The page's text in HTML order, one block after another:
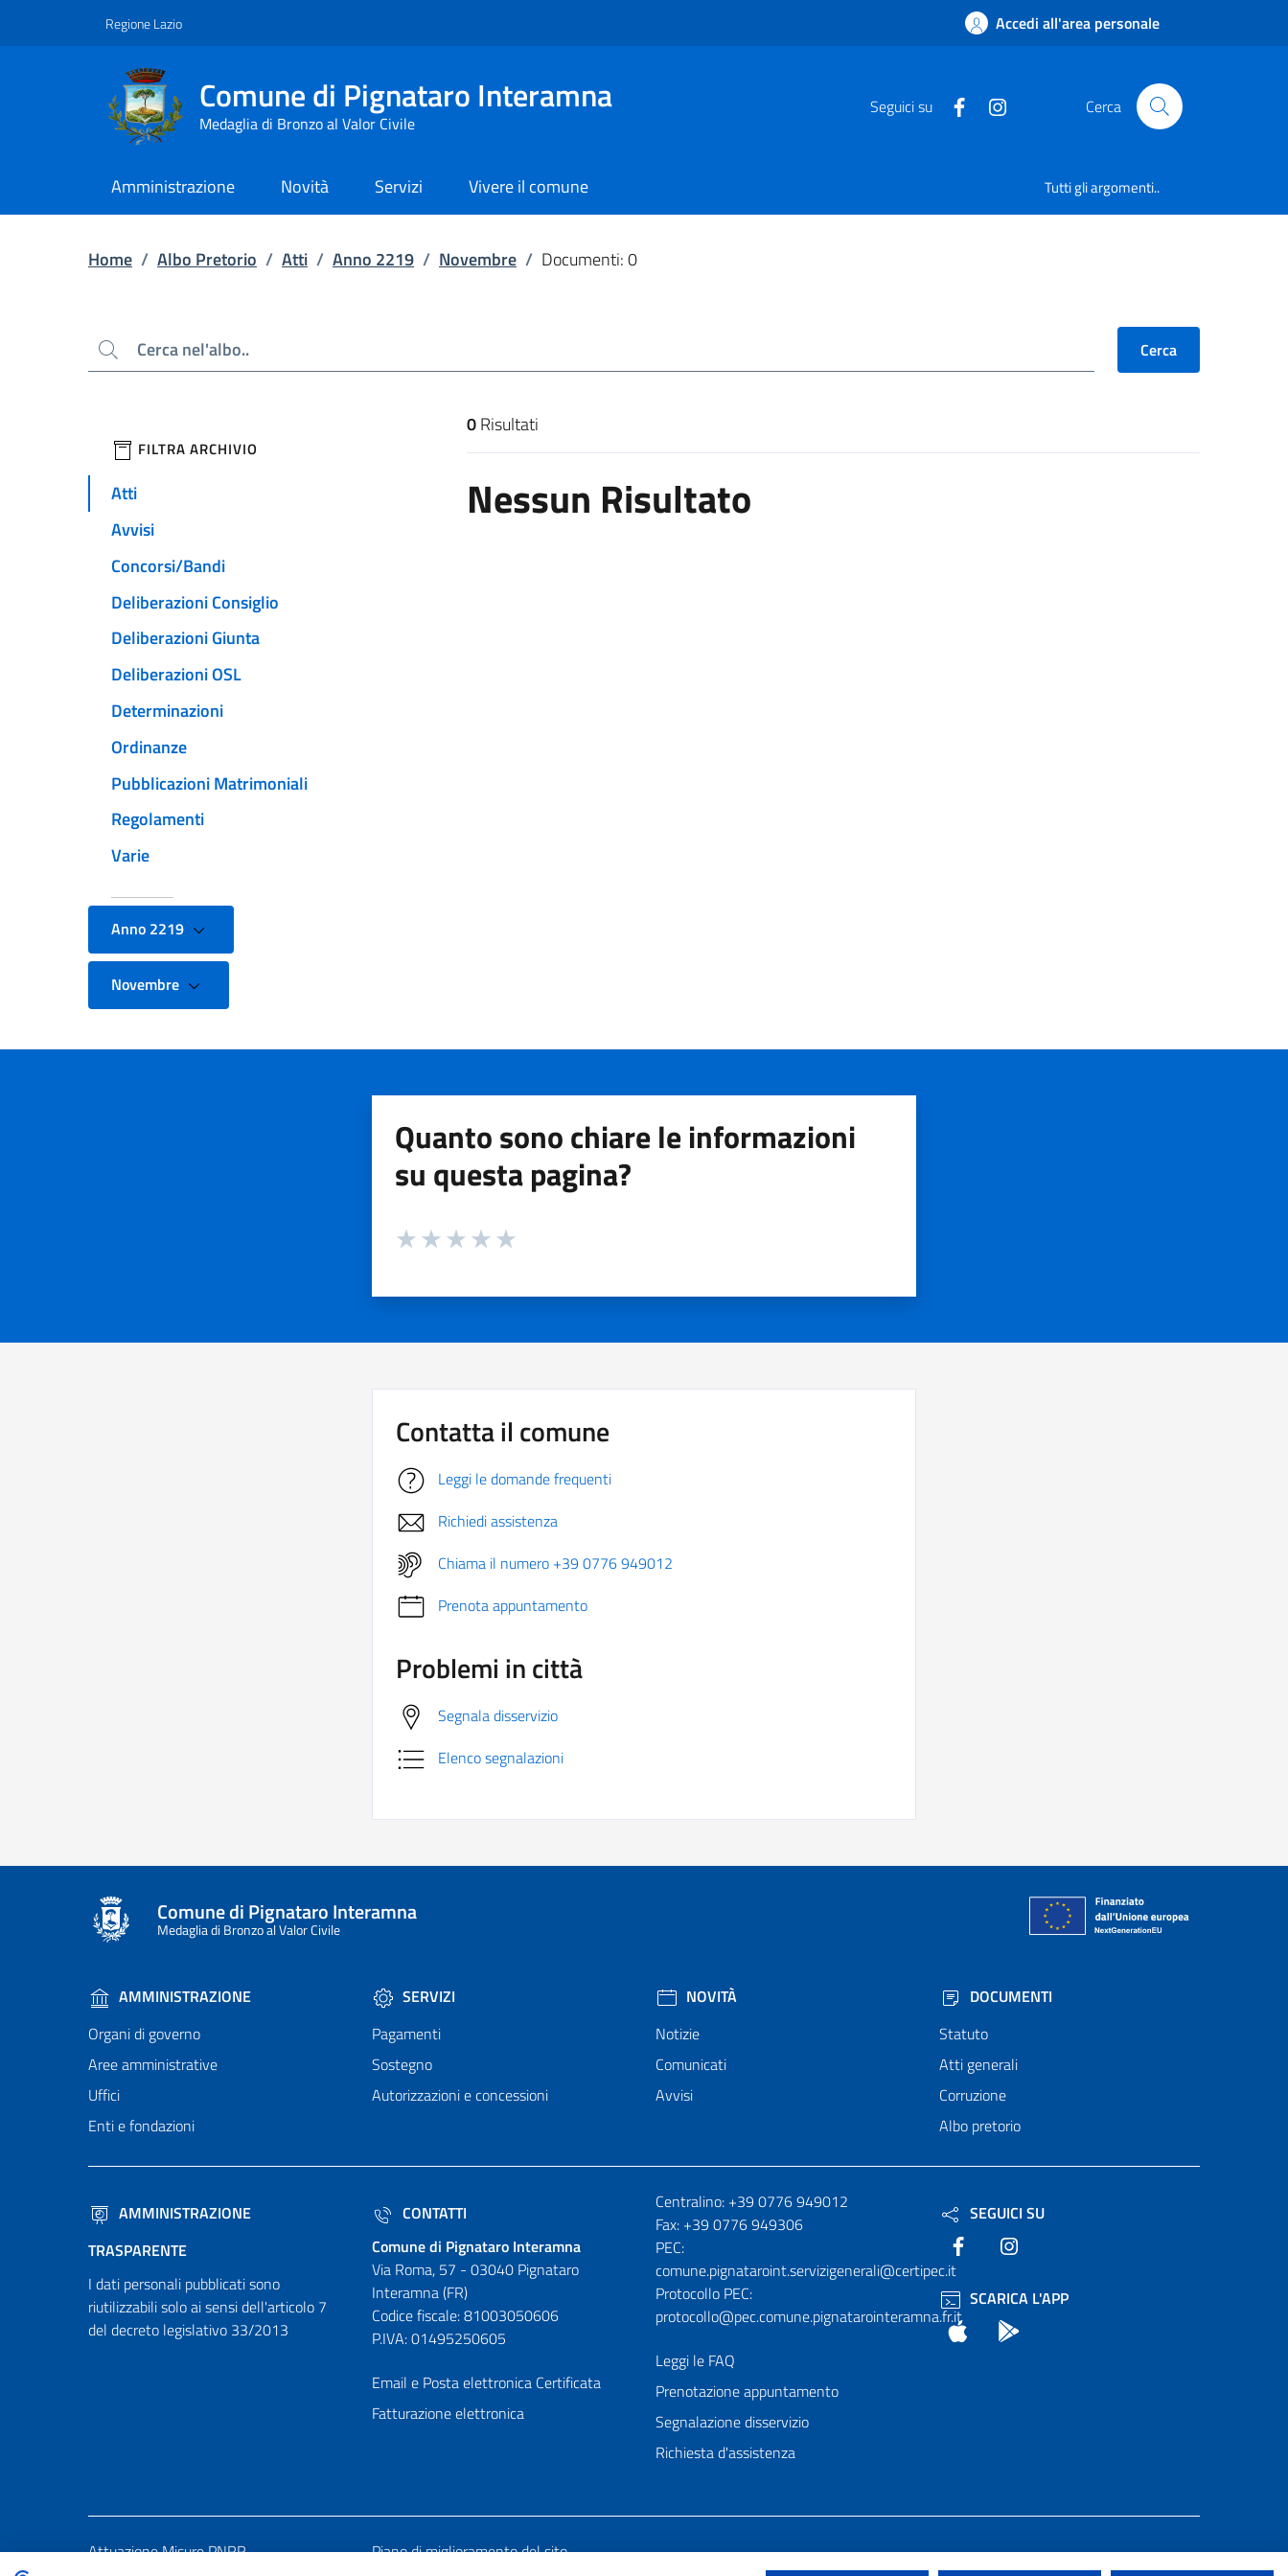
Regione Lazio Accedi all'area personale
Comune di Pignataro Interamna
Medaglia di Bronzo al Valor Civile
Seguici su Cerca
Amministrazione Novità Servizi Vivere il comune Tutti gli argomenti..
Home / Albo Pretorio / Atti / Anno 2219 / Novembre / Documenti: 0
Cerca Cerca
filtri da applicare
FILTRA ARCHIVIO
Atti
Avvisi
Concorsi/Bandi
Deliberazioni Consiglio
Deliberazioni Giunta
Deliberazioni OSL
Determinazioni
Ordinanze
Pubblicazioni Matrimoniali
Regolamenti
Varie
Anno 2219
Novembre
Risultati di ricerca
0Risultati
Nessun Risultato
Quanto sono chiare le informazioni
su questa pagina?
Valuta da 1 a 5 stelle la pagina
Contatta il comune
Leggi le domande frequenti
Richiedi assistenza
Chiama il numero +39 0776 949012
Prenota appuntamento
Problemi in città
Segnala disservizio
Elenco segnalazioni
Comune di Pignataro Interamna
Medaglia di Bronzo al Valor Civile
AMMINISTRAZIONE
Organi di governo
Aree amministrative
Uffici
Enti e fondazioni
SERVIZI
Pagamenti
Sostegno
Autorizzazioni e concessioni
NOVITÀ
Notizie
Comunicati
Avvisi
DOCUMENTI
Statuto
Atti generali
Corruzione
Albo pretorio
AMMINISTRAZIONE
TRASPARENTE
I dati personali pubblicati sono
riutilizzabili solo ai sensi dell'articolo 7
del decreto legislativo 33/2013
CONTATTI
Comune di Pignataro Interamna
Via Roma, 57 - 03040 Pignataro
Interamna (FR)
Codice fiscale: 81003050606
P.IVA: 01495250605
Email e Posta elettronica Certificata
Fatturazione elettronica
Numeri utili
Centralino: +39 0776 949012
Fax: +39 0776 949306
PEC:
comune.pignataroint.servizigenerali@certipec.it
Protocollo PEC:
protocollo@pec.comune.pignatarointeramna.fr.it
Leggi le FAQ
Prenotazione appuntamento
Segnalazione disservizio
Richiesta d'assistenza
SEGUICI SU
Facebook
SCARICA L'APP
App Store
Attuazione Misure PNRR Piano di miglioramento del sito